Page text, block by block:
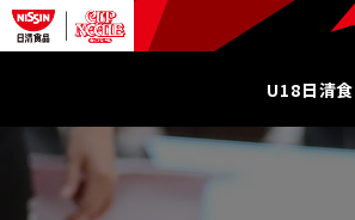
U18日清食